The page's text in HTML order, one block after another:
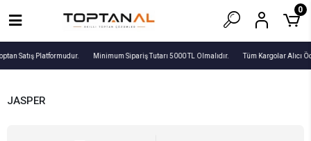
Satış Platformudur. Minimum Sipariş Tutarı 5000 TL Olmalıdır. Tüm Kargolar Alıcı
0
JASPER